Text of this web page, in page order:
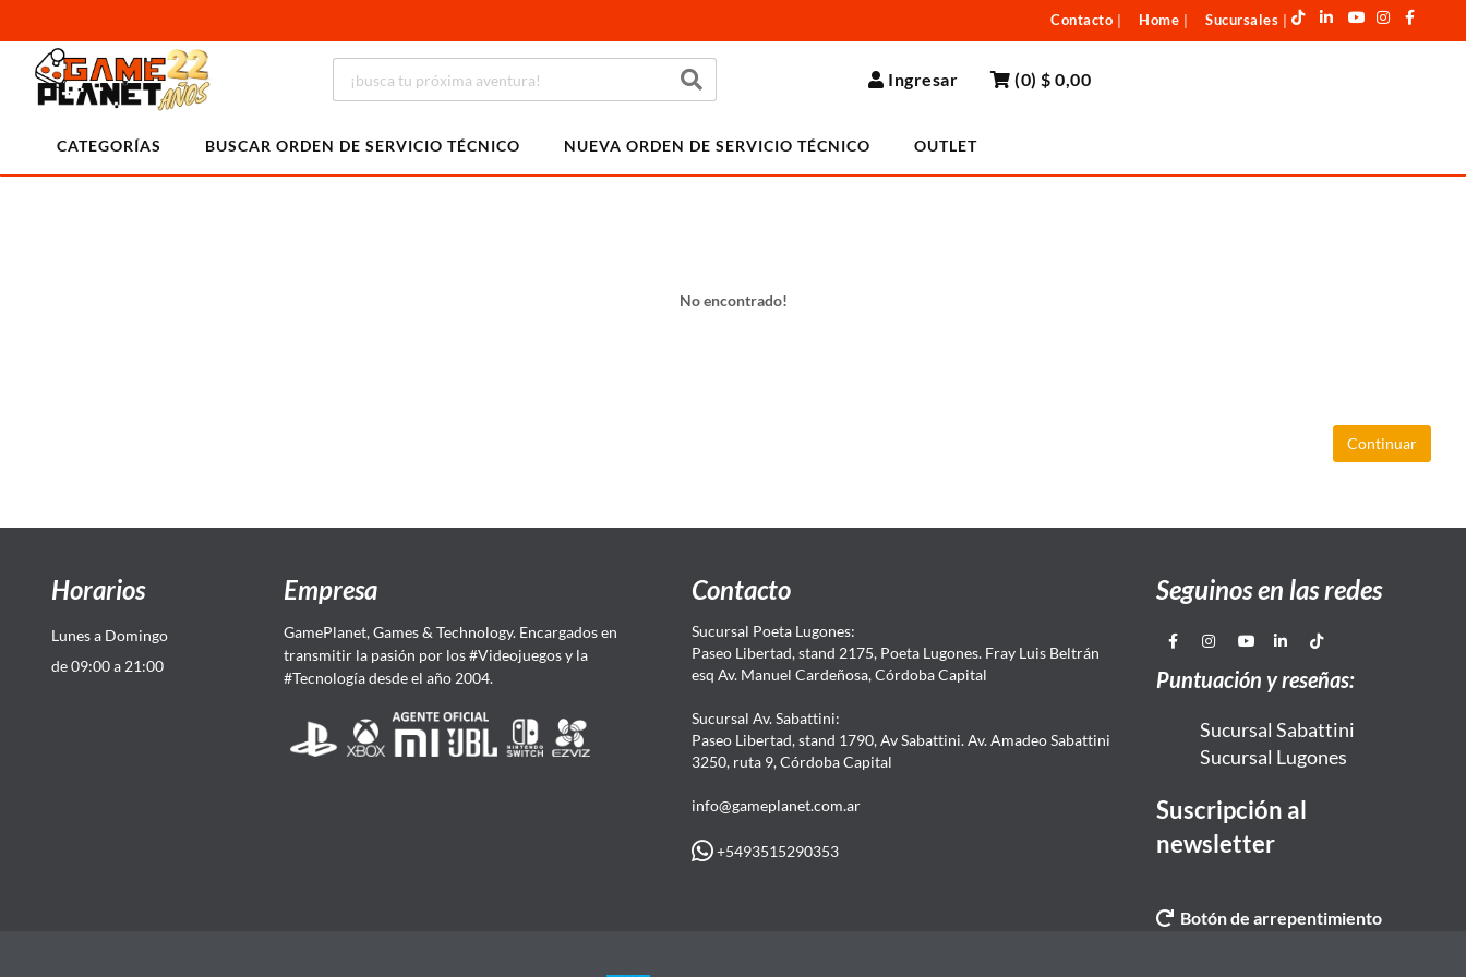
Contacto Home Sucursales
Ingresar (0)$ 0,00
CATEGORÍAS BUSCAR ORDEN DE SERVICIO TÉCNICO NUEVA ORDEN DE SERVICIO TÉCNICO OUTLET
No encontrado!
Continuar
Horarios
Lunes a Domingo
de 09:00 a 21:00
Empresa
GamePlanet, Games & Technology. Encargados en
transmitir la pasión por los #Videojuegos y la
#Tecnología desde el año 2004.
Contacto
Sucursal Poeta Lugones:
Paseo Libertad, stand 2175, Poeta Lugones. Fray Luis Beltrán
esq Av. Manuel Cardeñosa, Córdoba Capital
Sucursal Av. Sabattini:
Paseo Libertad, stand 1790, Av Sabattini. Av. Amadeo Sabattini
3250, ruta 9, Córdoba Capital
info@gameplanet.com.ar
+5493515290353
Seguinos en las redes
Puntuación y reseñas:
Sucursal Sabattini
Sucursal Lugones
Suscripción al
newsletter
Botón de arrepentimiento